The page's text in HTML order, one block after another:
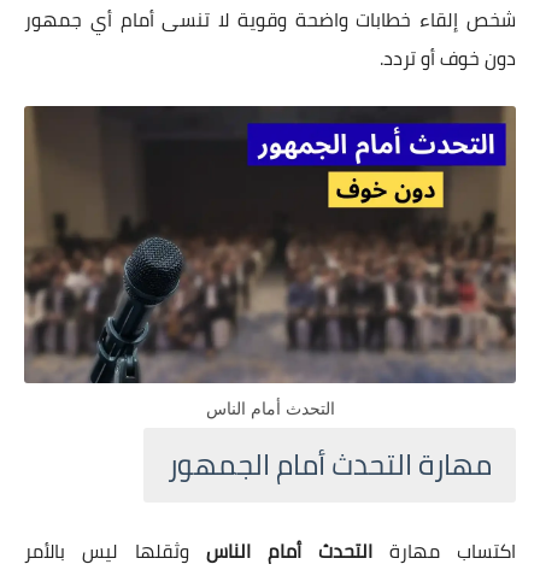
شخص إلقاء خطابات واضحة وقوية لا تنسى أمام أي جمهور
دون خوف أو تردد.
التحدث أمام الناس
مهارة التحدث أمام الجمهور
اكتساب مهارة التحدث أمام الناس وثقلها ليس بالأمر